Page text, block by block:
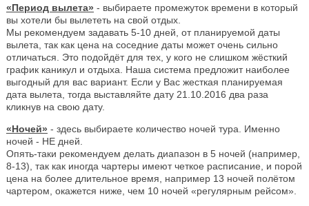
«Период вылета» - выбираете промежуток времени в который
вы хотели бы вылететь на свой отдых.
Мы рекомендуем задавать 5-10 дней, от планируемой даты
вылета, так как цена на соседние даты может очень сильно
отличаться. Это подойдёт для тех, у кого не слишком жёсткий
график каникул и отдыха. Наша система предложит наиболее
выгодный для вас вариант. Если у Вас жесткая планируемая
дата вылета, тогда выставляйте дату 21.10.2016 два раза
кликнув на свою дату.
«Ночей» - здесь выбираете количество ночей тура. Именно
ночей - НЕ дней.
Опять-таки рекомендуем делать диапазон в 5 ночей (например,
8-13), так как иногда чартеры имеют четкое расписание, и порой
цена на более длительное время, например 13 ночей полётом
чартером, окажется ниже, чем 10 ночей «регулярным рейсом».